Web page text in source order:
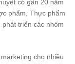
có gần 20 năm
phẩm, Thực phẩm
triển các nhóm
cho nhiều